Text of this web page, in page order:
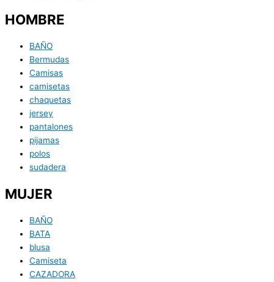
HOMBRE
BAÑO
Bermudas
Camisas
camisetas
chaquetas
jersey
pantalones
pijamas
polos
sudadera
MUJER
BAÑO
BATA
blusa
Camiseta
CAZADORA